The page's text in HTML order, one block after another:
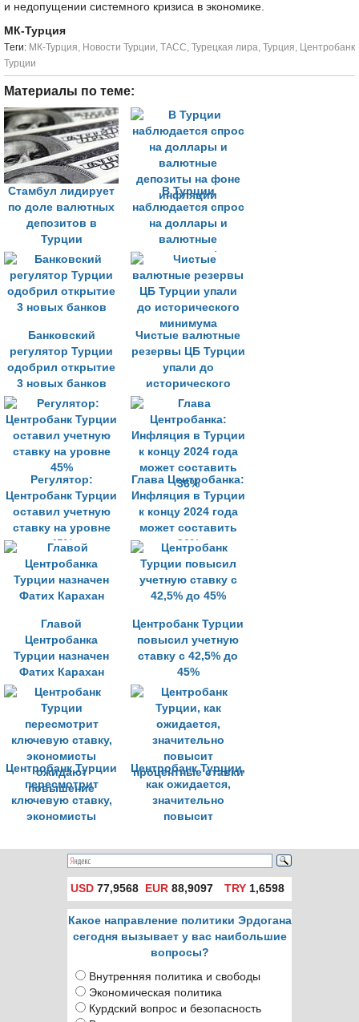
и недопущении системного кризиса в экономике.
МК-Турция
Tеги: МК-Турция, Новости Турции, ТАСС, Турецкая лира, Турция, Центробанк
Турции
Материалы по теме:
Стамбул лидирует
по доле валютных
депозитов в
Турции
В Турции
наблюдается спрос
на доллары и
валютные
депозиты на фоне
инфляции
Банковский
регулятор Турции
одобрил открытие
3 новых банков
Чистые валютные
резервы ЦБ Турции
упали до
исторического
минимума
Регулятор:
Центробанк Турции
оставил учетную
ставку на уровне
45%
Глава Центробанка:
Инфляция в Турции
к концу 2024 года
может составить
36%
Главой
Центробанка
Турции назначен
Фатих Карахан
Центробанк Турции
повысил учетную
ставку с 42,5% до
45%
Центробанк Турции
пересмотрит
ключевую ставку,
экономисты
повышение
Центробанк Турции,
как ожидается,
значительно
повысит
USD 77,9568 EUR 88,9097 TRY1,6598
Какое направление политики Эрдогана
сегодня вызывает у вас наибольшие
вопросы?
Внутренняя политика и свободы
Экономическая политика
Курдский вопрос и безопасность